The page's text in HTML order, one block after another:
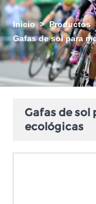
Inicio > Productos
Gafas de sol para
Gafas de
ecológicas